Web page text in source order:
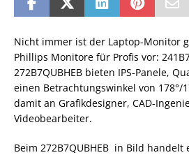
Nicht immer ist der Laptop-Monitor
Phillips Monitore für Profis vor:
272B7QUBHEB bieten IPS-Panele,
einen Betrachtungswinkel von 178°/
damit an Grafikdesigner, CAD-
Videobearbeiter.
Beim 272B7QUBHEB in Bild handelt